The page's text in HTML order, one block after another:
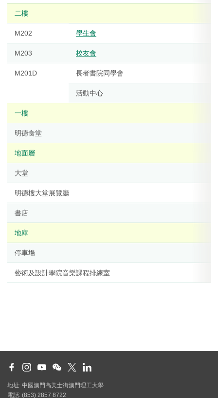
二樓
M202 學生會
M203 校友會
M201D 長者書院同學會
活動中心
一樓
明德食堂
地面層
大堂
明德樓大堂展覽廳
書店
地庫
停車場
藝術及設計學院音樂課程排練室
地址: 中國澳門高美士街澳門理工大學
電話: (853) 2857 8722